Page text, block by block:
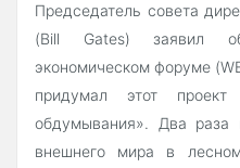
Председатель совета
(Bill Gates) заявил
экономическом форуме
придумал этот
обдумывания». Два раза
внешнего мира в